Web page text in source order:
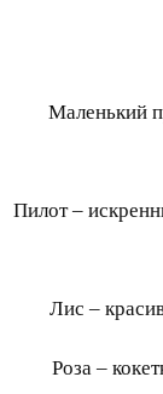
Маленький
Пилот –
Лис –
Роза –